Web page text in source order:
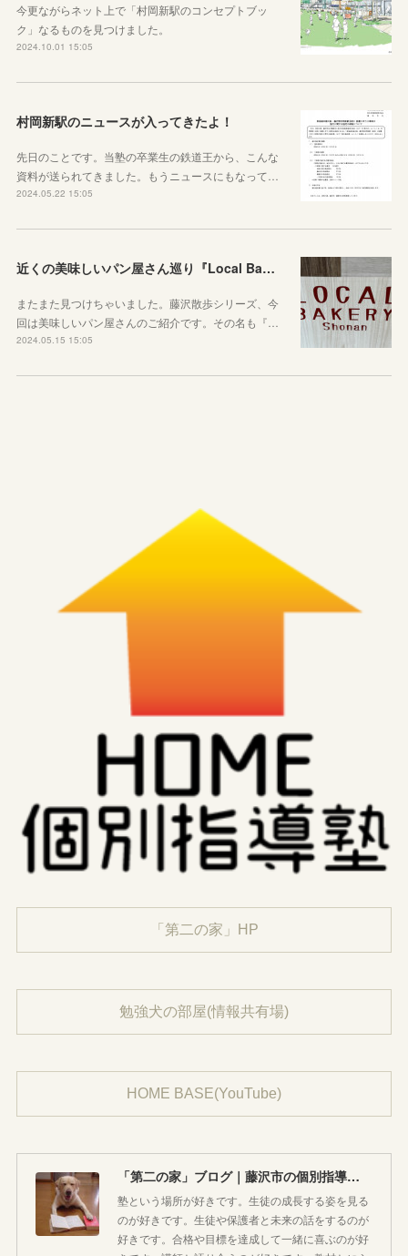
今更ながらネット上で「村岡新駅のコンセプトブッ
ク」なるものを見つけました。
2024.10.01 15:05
村岡新駅のニュースが入ってきたよ！
先日のことです。当塾の卒業生の鉄道王から、こんな
資料が送られてきました。もうニュースにもなって…
2024.05.22 15:05
近くの美味しいパン屋さん巡り『Local Bakery Shonan』に行ってきた！
またまた見つけちゃいました。藤沢散歩シリーズ、今
回は美味しいパン屋さんのご紹介です。その名も『…
2024.05.15 15:05
「第二の家」HP
勉強犬の部屋(情報共有場)
HOME BASE(YouTube)
「第二の家」ブログ｜藤沢市の個別指導塾のお話
塾という場所が好きです。生徒の成長する姿を見る
のが好きです。生徒や保護者と未来の話をするのが
好きです。合格や目標を達成して一緒に喜ぶのが好